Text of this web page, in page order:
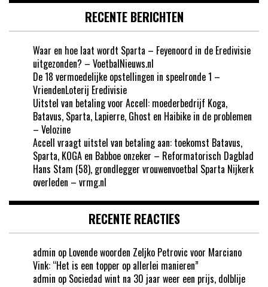
RECENTE BERICHTEN
Waar en hoe laat wordt Sparta – Feyenoord in de Eredivisie
uitgezonden? – VoetbalNieuws.nl
De 18 vermoedelijke opstellingen in speelronde 1 –
VriendenLoterij Eredivisie
Uitstel van betaling voor Accell: moederbedrijf Koga,
Batavus, Sparta, Lapierre, Ghost en Haibike in de problemen
– Velozine
Accell vraagt uitstel van betaling aan: toekomst Batavus,
Sparta, KOGA en Babboe onzeker – Reformatorisch Dagblad
Hans Stam (58), grondlegger vrouwenvoetbal Sparta Nijkerk
overleden – vrmg.nl
RECENTE REACTIES
admin op Lovende woorden Zeljko Petrovic voor Marciano
Vink: “Het is een topper op allerlei manieren”
admin op Sociedad wint na 30 jaar weer een prijs, dolblije